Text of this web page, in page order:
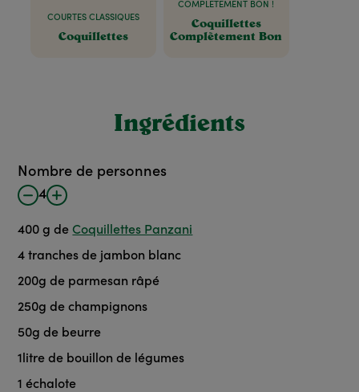
COURTES CLASSIQUES
Coquillettes
COMPLÈTEMENT BON !
Coquillettes
Complètement Bon
Ingrédients
Nombre de personnes
4
400 g deCoquillettes Panzani
4 tranches de jambon blanc
200g de parmesan râpé
250g de champignons
50g de beurre
1 litre de bouillon de légumes
1 échalote